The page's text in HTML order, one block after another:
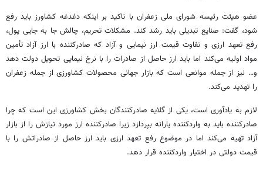
عضو هیئت رئیسه شورای ملی زعفران با تاکید بر اینکه دغدغه کشاورز باید رفع
شود، گفت: صنایع تبدیلی باید رشد کند. مشکلات تحریم، چالش جا به جایی پول،
رفع تعهد ارزی و تفاوت قیمت ارز نیمایی و آزاد که صادرکننده با ارز آزاد تأمین
مواد اولیه می‌کند اما باید ارز حاصل از صادرات را با نرخ نیمایی تحویل دولت دهد
و… نیز از جمله موانعی است که بازار جهانی محصولات کشاورزی از جمله زعفران
را تهدید می‌کند.
لازم به یادآوری است، یکی از گلایه صادرکنندگان بخش کشاورزی این است که چرا
صادرکننده باید به واردکننده یارانه بپردازد زیرا صادرکننده ارز مورد نیازش را از بازار
آزاد تهیه می‌کند اما در موضوع رفع تعهد ارزی باید ارز حاصل از صادراتش را با
قیمت دولتی در اختیار واردکننده قرار دهد.